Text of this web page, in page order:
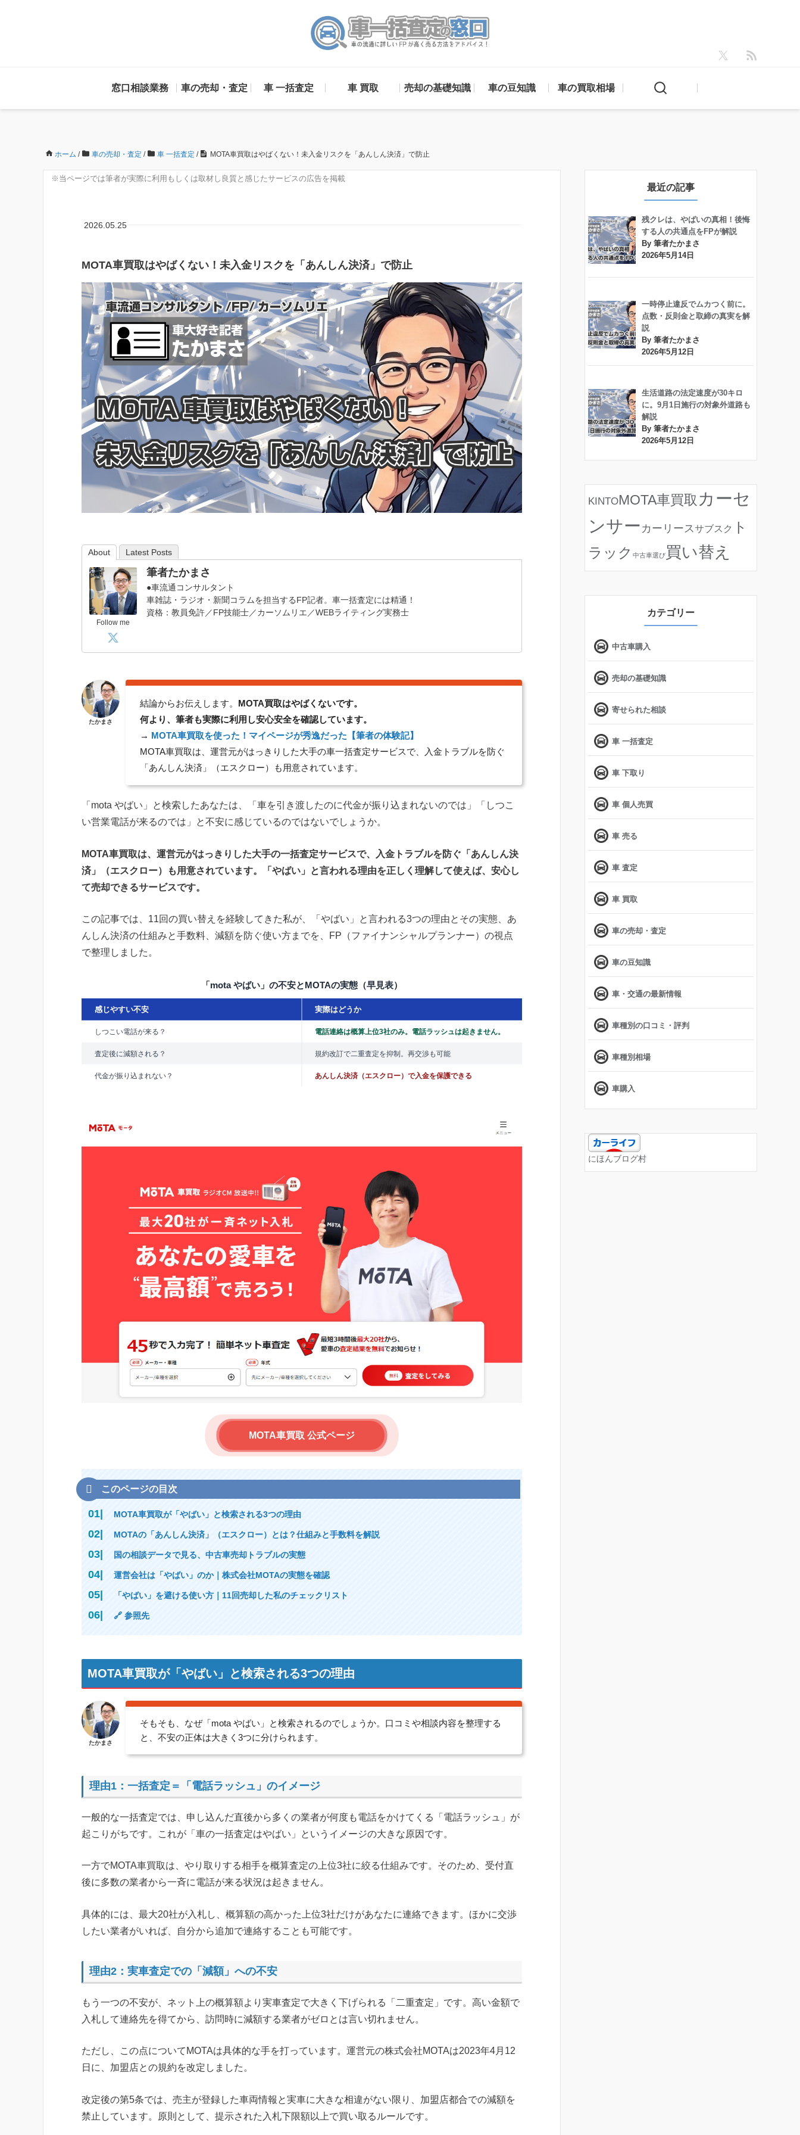
窓口相談業務 車の売却・査定 車 一括査定 車 買取 売却の基礎知識 車の豆知識 車の買取相場
ホーム / 車の売却・査定 / 車 一括査定 / MOTA車買取はやばくない！未入金リスクを「あんしん決済」で防止
※当ページでは筆者が実際に利用もしくは取材し良質と感じたサービスの広告を掲載
2026.05.25
MOTA車買取はやばくない！未入金リスクを「あんしん決済」で防止
About Latest Posts
Follow me
筆者たかまさ
●車流通コンサルタント
車雑誌・ラジオ・新聞コラムを担当するFP記者。車一括査定には精通！
資格：教員免許／FP技能士／カーソムリエ／WEBライティング実務士
たかまさ
結論からお伝えします。 MOTA買取はやばくないです。
何より、筆者も実際に利用し安心安全を確認しています。
→ MOTA車買取を使った！マイページが秀逸だった【筆者の体験記】
MOTA車買取は、運営元がはっきりした大手の車一括査定サービスで、入金トラブルを防ぐ
「あんしん決済」（エスクロー）も用意されています。
「mota やばい」と検索したあなたは、「車を引き渡したのに代金が振り込まれないのでは」「しつこ
い営業電話が来るのでは」と不安に感じているのではないでしょうか。
MOTA車買取は、運営元がはっきりした大手の一括査定サービスで、入金トラブルを防ぐ「あんしん決
済」（エスクロー）も用意されています。「やばい」と言われる理由を正しく理解して使えば、安心し
て売却できるサービスです。
この記事では、11回の買い替えを経験してきた私が、「やばい」と言われる3つの理由とその実態、あ
んしん決済の仕組みと手数料、減額を防ぐ使い方までを、FP（ファイナンシャルプランナー）の視点
で整理しました。
「mota やばい」の不安とMOTAの実態（早見表）
感じやすい不安 実際はどうか
しつこい電話が来る？ 電話連絡は概算上位3社のみ。電話ラッシュは起きません。
査定後に減額される？ 規約改訂で二重査定を抑制。再交渉も可能
代金が振り込まれない？ あんしん決済（エスクロー）で入金を保護できる
MOTA車買取 公式ページ
このページの目次
MOTA車買取が「やばい」と検索される3つの理由
MOTAの「あんしん決済」（エスクロー）とは？仕組みと手数料を解説
国の相談データで見る、中古車売却トラブルの実態
運営会社は「やばい」のか｜株式会社MOTAの実態を確認
「やばい」を避ける使い方｜11回売却した私のチェックリスト
🔗 参照先
MOTA車買取が「やばい」と検索される3つの理由
たかまさ
そもそも、なぜ「mota やばい」と検索されるのでしょうか。口コミや相談内容を整理する
と、不安の正体は大きく3つに分けられます。
理由1：一括査定＝「電話ラッシュ」のイメージ
一般的な一括査定では、申し込んだ直後から多くの業者が何度も電話をかけてくる「電話ラッシュ」が
起こりがちです。これが「車の一括査定はやばい」というイメージの大きな原因です。
一方でMOTA車買取は、やり取りする相手を概算査定の上位3社に絞る仕組みです。そのため、受付直
後に多数の業者から一斉に電話が来る状況は起きません。
具体的には、最大20社が入札し、概算額の高かった上位3社だけがあなたに連絡できます。ほかに交渉
したい業者がいれば、自分から追加で連絡することも可能です。
理由2：実車査定での「減額」への不安
もう一つの不安が、ネット上の概算額より実車査定で大きく下げられる「二重査定」です。高い金額で
入札して連絡先を得てから、訪問時に減額する業者がゼロとは言い切れません。
ただし、この点についてMOTAは具体的な手を打っています。運営元の株式会社MOTAは2023年4月12
日に、加盟店との規約を改定しました。
改定後の第5条では、売主が登録した車両情報と実車に大きな相違がない限り、加盟店都合での減額を
禁止しています。原則として、提示された入札下限額以上で買い取るルールです。
最近の記事
残クレは、やばいの真相！後悔
する人の共通点をFPが解説
By 筆者たかまさ
2026年5月14日
一時停止違反でムカつく前に。
点数・反則金と取締の真実を解
説
By 筆者たかまさ
2026年5月12日
生活道路の法定速度が30キロ
に。9月1日施行の対象外道路も
解説
By 筆者たかまさ
2026年5月12日
KINTOMOTA車買取 カーセ
ンサー カーリースサブスク
ト
ラック 中古車選び買い替え
カテゴリー
中古車購入
売却の基礎知識
寄せられた相談
車 一括査定
車 下取り
車 個人売買
車 売る
車 査定
車 買取
車の売却・査定
車の豆知識
車・交通の最新情報
車種別の口コミ・評判
車種別相場
車購入
にほんブログ村